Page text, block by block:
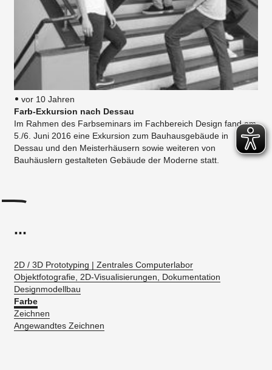
vor 10 Jahren
Farb-Exkursion nach Dessau
Im Rahmen des Farbseminars im Fachbereich Design fand am
5./6. Juni 2016 eine Exkursion zum Bauhausgebäude in
Dessau und den Meisterhäusern sowie weiteren von
Bauhäuslern gestalteten Gebäude der Moderne statt.
...
2D / 3D Prototyping | Zentrales Computerlabor
Objektfotografie, 2D-Visualisierungen, Dokumentation
Designmodellbau
Farbe
Zeichnen
Angewandtes Zeichnen